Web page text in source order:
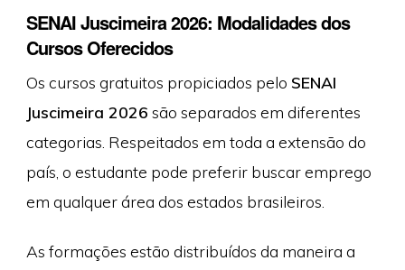
SENAI Juscimeira 2026: Modalidades dos
Cursos Oferecidos
Os cursos gratuitos propiciados pelo SENAI
Juscimeira 2026 são separados em diferentes
categorias. Respeitados em toda a extensão do
país, o estudante pode preferir buscar emprego
em qualquer área dos estados brasileiros.
As formações estão distribuídos da maneira a